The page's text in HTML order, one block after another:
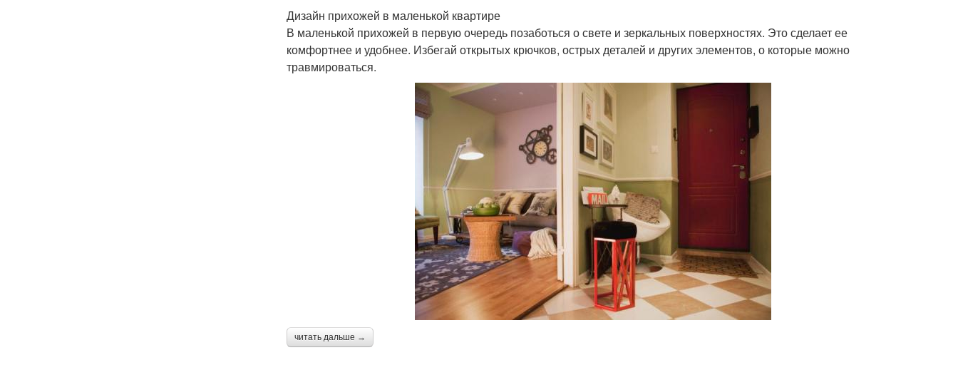
Дизайн прихожей в маленькой квартире
В маленькой прихожей в первую очередь позаботься о свете и зеркальных поверхностях. Это сделает ее
комфортнее и удобнее. Избегай открытых крючков, острых деталей и других элементов, о которые можно
травмироваться.
читать дальше →